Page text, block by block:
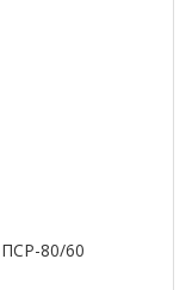
80/60